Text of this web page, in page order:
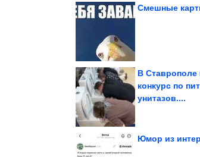
Смешные
В Ставрополе
конкурс по
унитазов....
В учебниках
Юмор из